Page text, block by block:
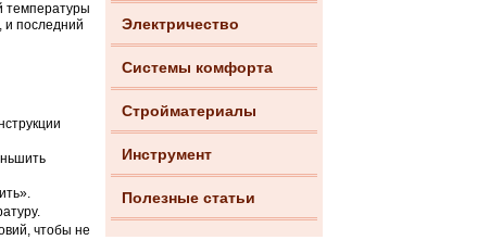
Электричество
Системы комфорта
Стройматериалы
Инструмент
Полезные статьи
температуры
и последний
чтобы не